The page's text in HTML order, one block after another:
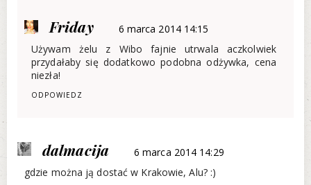
Friday
6 marca 2014 14:15
Używam żelu z Wibo fajnie utrwala aczkolwiek
przydałaby się dodatkowo podobna odżywka, cena
niezła!
ODPOWIEDZ
dalmacija
6 marca 2014 14:29
gdzie można ją dostać w Krakowie, Alu? :)